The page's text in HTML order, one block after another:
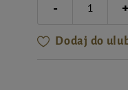
-
Dodaj do